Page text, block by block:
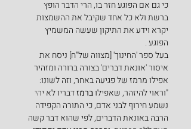
כי גם אם הפוגע חזר בו, הרי הדבר הופץ
ברשת ולא כל אחד שקיבל את ההשמצות
יקרא וידע את התיקון שעשה המשמיץ
הפוגע .
בעל ספר 'החינוך' [מצווה של"ח] ניסח את
איסור 'אונאת דברים' בצורה ברורה ומזהיר
אפילו מרמז של פגיעה באחר, וזה לשונו:
"וראוי להיזהר, שאפילו ברמז דבריו לא יהי
נשמע חירוף לבני אדם, כי התורה הקפידה
הרבה באונאת הדברים, לפי שהוא דבר קשה